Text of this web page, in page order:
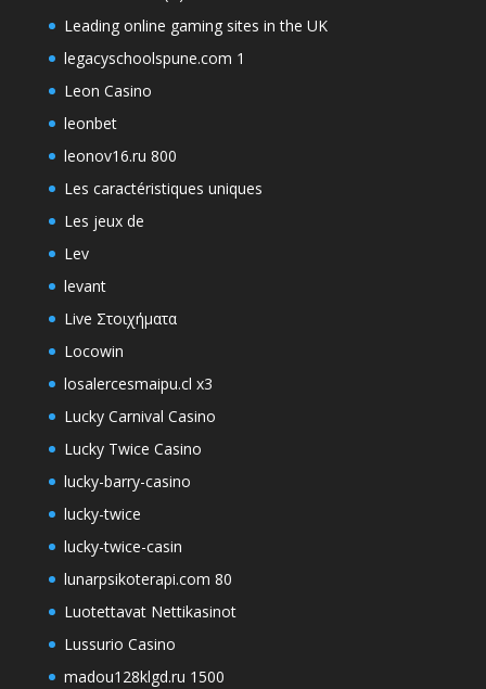
Leading online gaming sites in the UK
legacyschoolspune.com 1
Leon Casino
leonbet
leonov16.ru 800
Les caractéristiques uniques
Les jeux de
Lev
levant
Live Στοιχήματα
Locowin
losalercesmaipu.cl x3
Lucky Carnival Casino
Lucky Twice Casino
lucky-barry-casino
lucky-twice
lucky-twice-casin
lunarpsikoterapi.com 80
Luotettavat Nettikasinot
Lussurio Casino
madou128klgd.ru 1500